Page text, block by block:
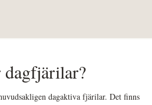
dagfjärilar?
dagaktiva fjärilar. Det finns